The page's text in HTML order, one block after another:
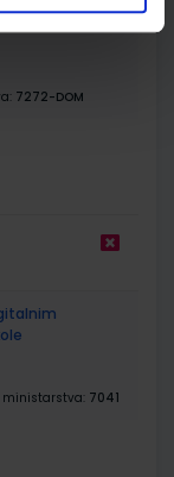
za sedmi
7272-DOM
ministarstva: 7041